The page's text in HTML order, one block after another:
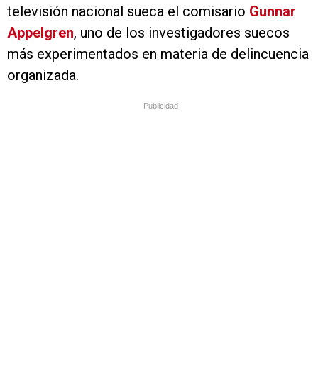
televisión nacional sueca el comisario Gunnar
Appelgren, uno de los investigadores suecos
más experimentados en materia de delincuencia
organizada.
Publicidad